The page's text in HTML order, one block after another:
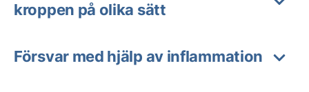
kroppen på olika sätt
Försvar med hjälp av inflammation